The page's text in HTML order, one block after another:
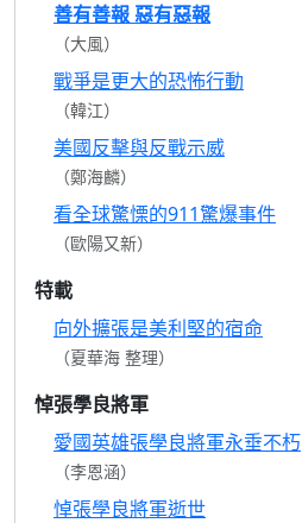
善有善報 惡有惡報
（大風）
戰爭是更大的恐怖行動
（韓江）
美國反擊與反戰示威
（鄭海麟）
看全球驚慄的911驚爆事件
（歐陽又新）
特載
向外擴張是美利堅的宿命
（夏華海 整理）
悼張學良將軍
愛國英雄張學良將軍永垂不朽
（李恩涵）
悼張學良將軍逝世